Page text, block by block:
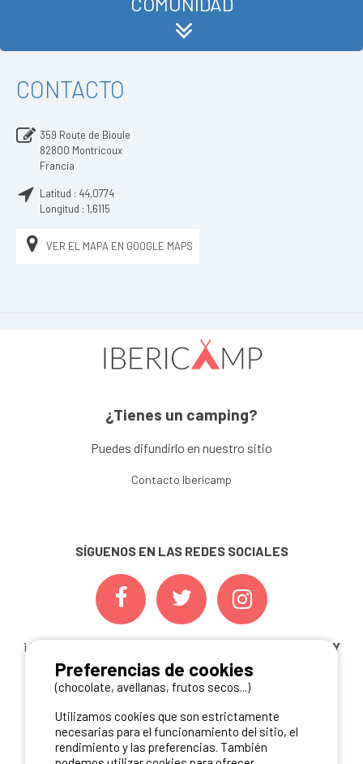
CONTACTO
359 Route de Bioule
82800 Montricoux
Francia
Latitud : 44,0774
Longitud : 1,6115
VER EL MAPA EN GOOGLE MAPS
¿Tienes un camping?
Puedes difundirlo en nuestro sitio
Contacto Ibericamp
SÍGUENOS EN LAS REDES SOCIALES
¡ Y NO TE PIERDAS NUESTRAS
OFERTAS, CONCURSOS Y
NOVEDADESINSCRIBIÉNDOTE A NUESTRA
NEWSLETTER!
ME INSCRIBO
Preferencias de cookies
(chocolate, avellanas, frutos secos...)
Utilizamos cookies que son estrictamente
necesarias para el funcionamiento del sitio, el
rendimiento y las preferencias. También